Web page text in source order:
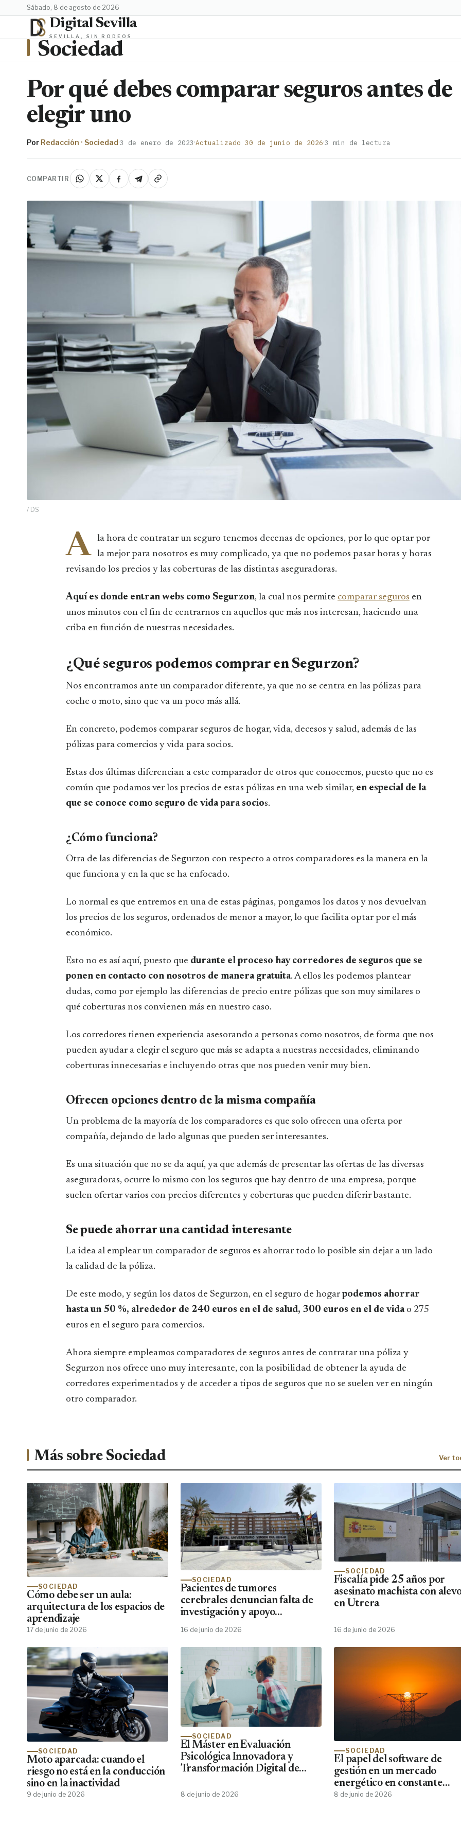
sábado, 8 de agosto de 2026
Digital Sevilla
SEVILLA, SIN RODEOS
Sociedad
Por qué debes comparar seguros antes de
elegir uno
Por Redacción · Sociedad·3 de enero de 2023·Actualizado 30 de junio de 2026·3 min de lectura
COMPARTIR
/ DS
A
la hora de contratar un seguro tenemos decenas de opciones, por lo que optar por
la mejor para nosotros es muy complicado, ya que no podemos pasar horas y horas
revisando los precios y las coberturas de las distintas aseguradoras.
Aquí es donde entran webs como Segurzon, la cual nos permite comparar seguros en
unos minutos con el fin de centrarnos en aquellos que más nos interesan, haciendo una
criba en función de nuestras necesidades.
¿Qué seguros podemos comprar en Segurzon?
Nos encontramos ante un comparador diferente, ya que no se centra en las pólizas para
coche o moto, sino que va un poco más allá.
En concreto, podemos comparar seguros de hogar, vida, decesos y salud, además de las
pólizas para comercios y vida para socios.
Estas dos últimas diferencian a este comparador de otros que conocemos, puesto que no es
común que podamos ver los precios de estas pólizas en una web similar, en especial de la
que se conoce como seguro de vida para socios.
¿Cómo funciona?
Otra de las diferencias de Segurzon con respecto a otros comparadores es la manera en la
que funciona y en la que se ha enfocado.
Lo normal es que entremos en una de estas páginas, pongamos los datos y nos devuelvan
los precios de los seguros, ordenados de menor a mayor, lo que facilita optar por el más
económico.
Esto no es así aquí, puesto que durante el proceso hay corredores de seguros que se
ponen en contacto con nosotros de manera gratuita. A ellos les podemos plantear
dudas, como por ejemplo las diferencias de precio entre pólizas que son muy similares o
qué coberturas nos convienen más en nuestro caso.
Los corredores tienen experiencia asesorando a personas como nosotros, de forma que nos
pueden ayudar a elegir el seguro que más se adapta a nuestras necesidades, eliminando
coberturas innecesarias e incluyendo otras que nos pueden venir muy bien.
Ofrecen opciones dentro de la misma compañía
Un problema de la mayoría de los comparadores es que solo ofrecen una oferta por
compañía, dejando de lado algunas que pueden ser interesantes.
Es una situación que no se da aquí, ya que además de presentar las ofertas de las diversas
aseguradoras, ocurre lo mismo con los seguros que hay dentro de una empresa, porque
suelen ofertar varios con precios diferentes y coberturas que pueden diferir bastante.
Se puede ahorrar una cantidad interesante
La idea al emplear un comparador de seguros es ahorrar todo lo posible sin dejar a un lado
la calidad de la póliza.
De este modo, y según los datos de Segurzon, en el seguro de hogarpodemos ahorrar
hasta un 50 %, alrededor de 240 euros en el de salud, 300 euros en el de vidao 275
euros en el seguro para comercios.
Ahora siempre empleamos comparadores de seguros antes de contratar una póliza y
Segurzon nos ofrece uno muy interesante, con la posibilidad de obtener la ayuda de
corredores experimentados y de acceder a tipos de seguros que no se suelen ver en ningún
otro comparador.
Más sobre Sociedad Ver
SOCIEDAD
Cómo debe ser un aula:
arquitectura de los espacios de
aprendizaje
17 de junio de 2026
SOCIEDAD
Pacientes de tumores
cerebrales denuncian falta de
investigación y apoyo
emocional
16 de junio de 2026
SOCIEDAD
Fiscalía pide 25 años por
asesinato machista con
en Utrera
16 de junio de 2026
SOCIEDAD
Moto aparcada: cuando el
riesgo no está en la conducción
sino en la inactividad
9 de junio de 2026
SOCIEDAD
El Máster en Evaluación
Psicológica Innovadora y
Transformación Digital de
de Psicólogo que el 87% de los
8 de junio de 2026
SOCIEDAD
El papel del software de
gestión en un mercado
energético en constante
cambio
8 de junio de 2026